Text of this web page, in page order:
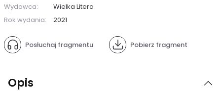
Wydawca:
Wielka Litera
Rok wydania:
2021
Posłuchaj fragmentu Pobierz fragment
Opis